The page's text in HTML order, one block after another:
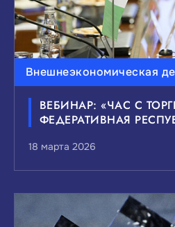
Внешнеэкономическая
ВЕБИНАР: «ЧАС С
ФЕДЕРАТИВНАЯ
18 марта 2026